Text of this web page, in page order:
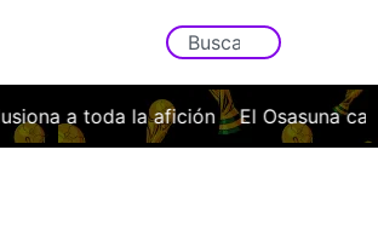
El Osasuna cae con la cabeza bien alta